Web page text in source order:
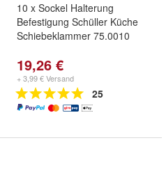
10 x Sockel Halterung
Befestigung Schüller Küche
Schiebeklammer 75.0010
19,26 €
+ 3,99 € Versand
25